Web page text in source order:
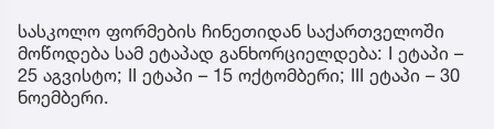
სასკოლო ფორმების ჩინეთიდან საქართველოში
მოწოდება სამ ეტაპად განხორციელდება: I ეტაპი –
25 აგვისტო; II ეტაპი – 15 ოქტომბერი; III ეტაპი – 30
ნოემბერი.